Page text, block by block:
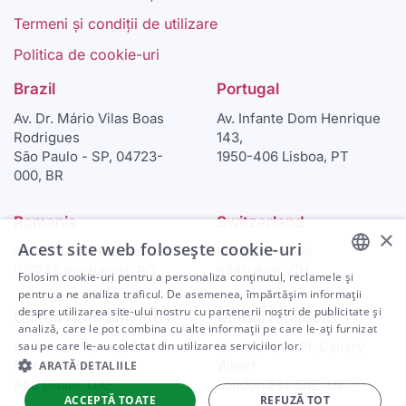
Termeni și condiții de utilizare
Politica de cookie-uri
Brazil
Av. Dr. Mário Vilas Boas
Rodrigues
São Paulo - SP, 04723-
000, BR
Portugal
Av. Infante Dom Henrique
143,
1950-406 Lisboa, PT
Romania
46-48 Calea Plevnei
010233 Bucharest, RO
Switzerland
Langgasse 47c
6340 Baar, CH
United Arab Emirates
Al Khatem Tower, Al
Maryah Island
Abu Dhabi, UAE
United Kingdom
30 Churchill Pl, Canary
London E14 5RE, UK
ENGLISH
ARABIC
PORTUGUESE
×
Acest site web folosește cookie-uri
Folosim cookie-uri pentru a personaliza conținutul, reclamele și
pentru a ne analiza traficul. De asemenea, împărtășim informații
despre utilizarea site-ului nostru cu partenerii noștri de publicitate și
analiză, care le pot combina cu alte informații pe care le-ați furnizat
sau pe care le-au colectat din utilizarea serviciilor lor.
ARATĂ DETALIILE
ACCEPTĂ TOATE REFUZĂ TOT